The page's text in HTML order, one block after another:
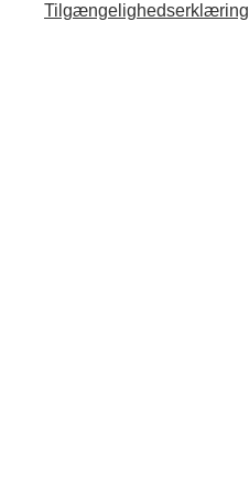
Tilgængelighedserklæring